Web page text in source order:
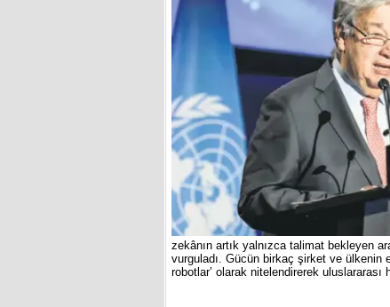
zekânın artık yalnızca talimat bekleyen
vurguladı. Gücün birkaç şirket ve ülkenin
robotlar’ olarak nitelendirerek uluslararası